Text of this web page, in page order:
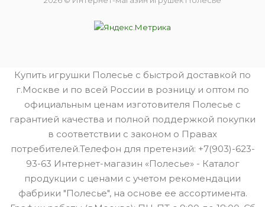
Купить игрушки Полесье с быстрой доставкой по
г.Москве и по всей России в розницу и оптом по
официальным ценам изготовителя Полесье с
гарантией качества и полной поддержкой покупки
в соответствии с законом о Правах
потребителей.Телефон для претензий: +7(903)-623-
93-63 Интернет-магазин «Полесье» - Каталог
продукции с ценами с учетом рекомендации
фабрики "Полесье", на основе ее ассортимента.